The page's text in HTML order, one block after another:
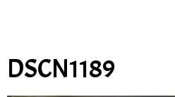
DSCN1189